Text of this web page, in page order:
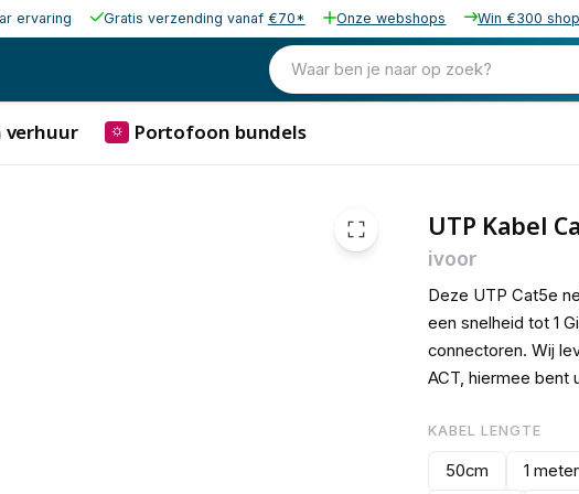
ervaring Gratis verzending vanaf €70* Onze webshops Win €300
Waar ben je naar op zoek?
verhuur ⛭ Portofoon bundels
UTP Kabel
ivoor
Deze UTP Cat5e
een snelheid tot 1
connectoren. Wij
ACT, hiermee bent
KABEL LENGTE
50cm 1 meter
€ 1,15